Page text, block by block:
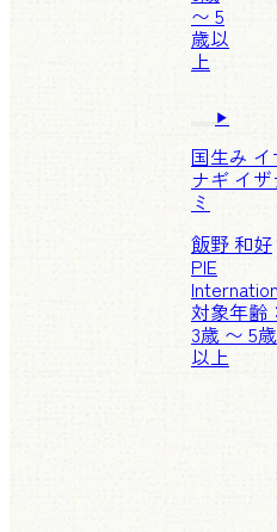
〜 5
歳以
上
国生み イ
ナギ イザ
ミ
飯野 和好
PIE
対象年齢：
3歳 〜 5歳
以上